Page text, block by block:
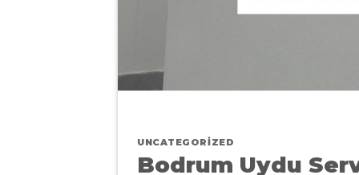
UNCATEGORIZED
Bodrum Uydu